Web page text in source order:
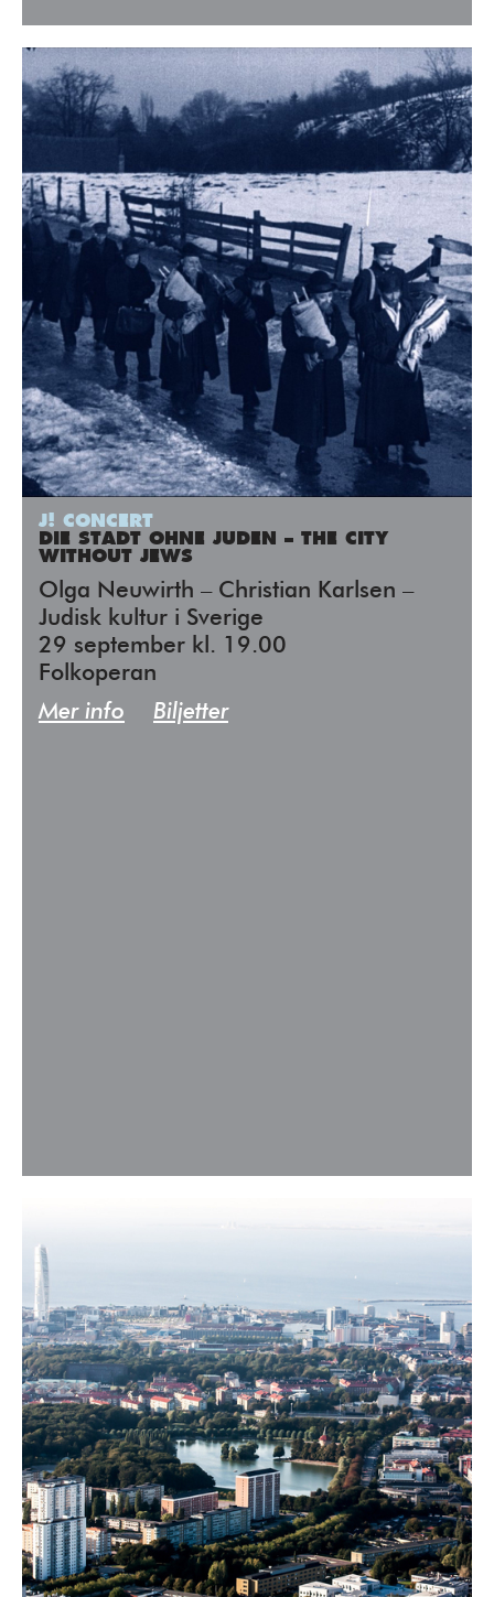
J! CONCERT
DIE STADT OHNE JUDEN – THE CITY
WITHOUT JEWS
Olga Neuwirth – Christian Karlsen –
Judisk kultur i Sverige
29 september kl. 19.00
Folkoperan
Mer info
Biljetter